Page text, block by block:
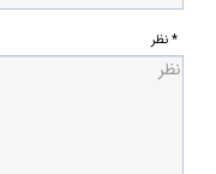
* نظر